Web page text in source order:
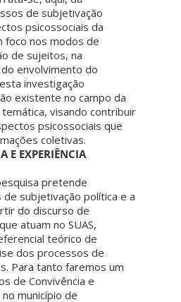
de subjetivação
psicossociais da
foco nos modos de
de sujeitos, na
envolvimento do
investigação
existente no campo da
visando contribuir
psicossociais que
coletivas.
E EXPERIÊNCIA
pretende
subjetivação política e a
do discurso de
atuam no SUAS,
teórico de
dos processos de
Para tanto faremos um
de Convivência e
no município de